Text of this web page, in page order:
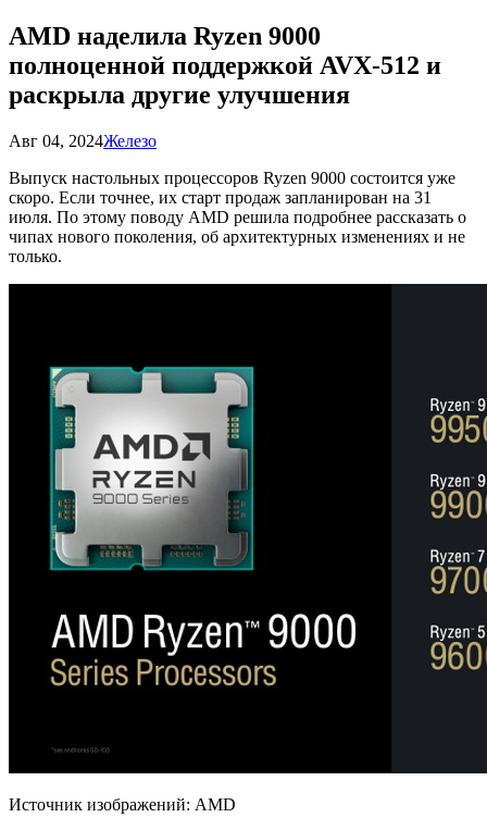
AMD наделила Ryzen 9000
полноценной поддержкой AVX-512 и
раскрыла другие улучшения
Авг 04, 2024Железо
Выпуск настольных процессоров Ryzen 9000 состоится уже
скоро. Если точнее, их старт продаж запланирован на 31
июля. По этому поводу AMD решила подробнее рассказать о
чипах нового поколения, об архитектурных изменениях и не
только.
Источник изображений: AMD